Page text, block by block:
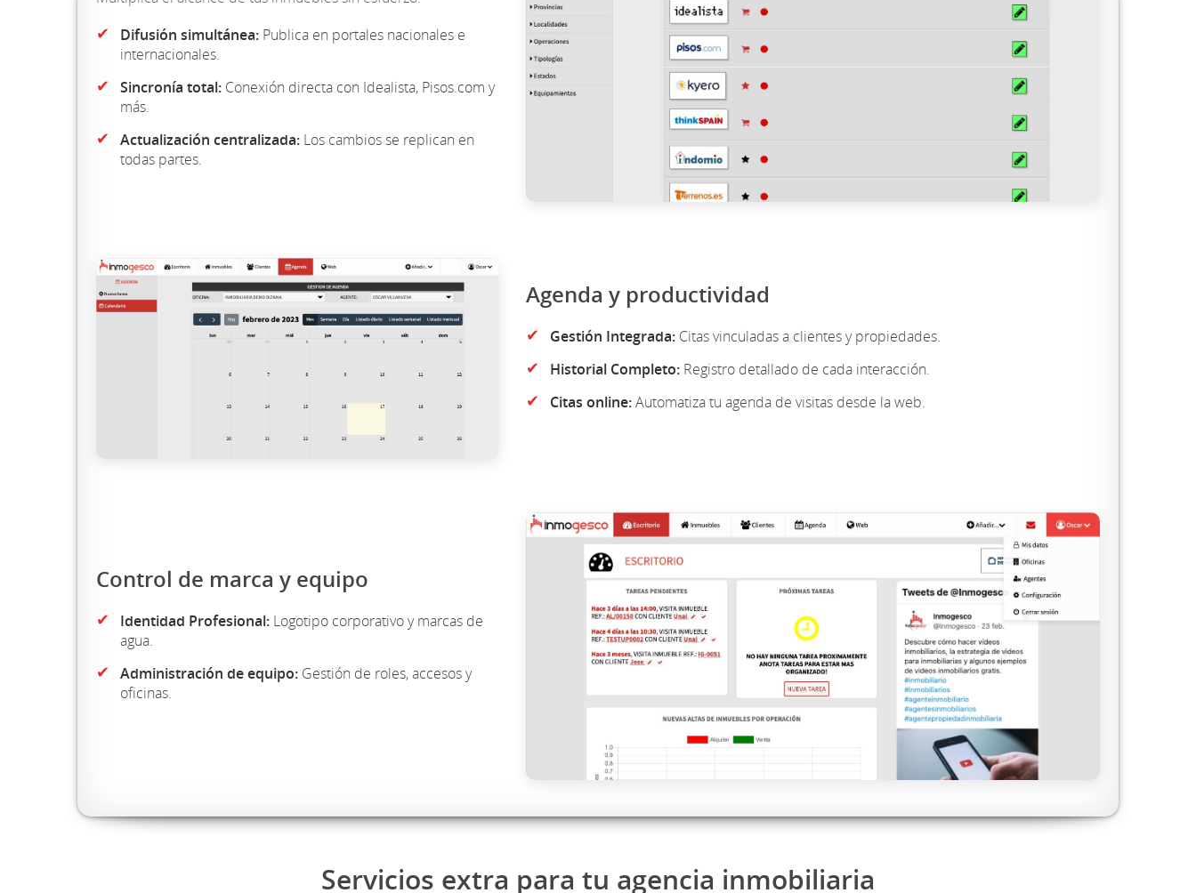
✔ Difusión simultánea: Publica en portales nacionales e
internacionales.
✔ Sincronía total: Conexión directa con Idealista, Pisos.com y
más.
✔ Actualización centralizada: Los cambios se replican en
todas partes.
Agenda y productividad
✔ Gestión Integrada:Citas vinculadas a clientes y propiedades.
✔ Historial Completo:Registro detallado de cada interacción.
✔ Citas online:Automatiza tu agenda de visitas desde la web.
Control de marca y equipo
✔ Identidad Profesional: Logotipo corporativo y marcas de
agua.
✔ Administración de equipo: Gestión de roles, accesos y
oficinas.
Servicios extra para tu agencia inmobiliaria